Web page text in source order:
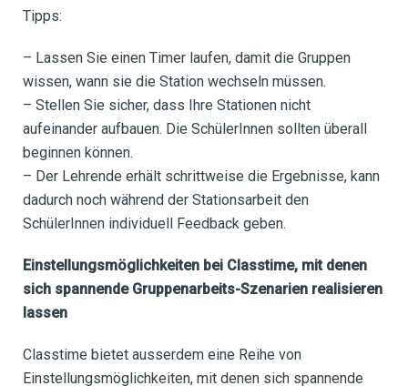
Tipps:
– Lassen Sie einen Timer laufen, damit die Gruppen
wissen, wann sie die Station wechseln müssen.
– Stellen Sie sicher, dass Ihre Stationen nicht
aufeinander aufbauen. Die SchülerInnen sollten überall
beginnen können.
– Der Lehrende erhält schrittweise die Ergebnisse, kann
dadurch noch während der Stationsarbeit den
SchülerInnen individuell Feedback geben.
Einstellungsmöglichkeiten bei Classtime, mit denen
sich spannende Gruppenarbeits-Szenarien realisieren
lassen
Classtime bietet ausserdem eine Reihe von
Einstellungsmöglichkeiten, mit denen sich spannende